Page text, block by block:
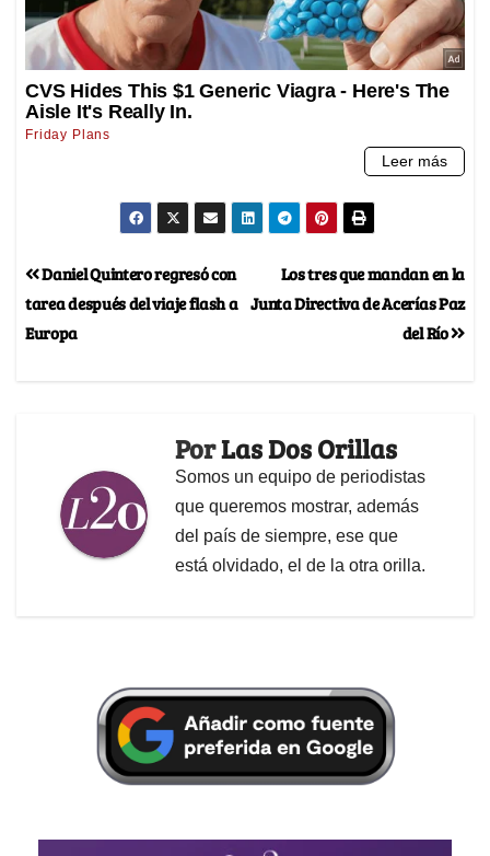
Los tres que mandan en la
Junta Directiva de Acerías Paz
del Río
Daniel Quintero regresó con
tarea después del viaje flash a
Europa
PorLas Dos Orillas
Somos un equipo de periodistas
que queremos mostrar, además
del país de siempre, ese que
está olvidado, el de la otra orilla.